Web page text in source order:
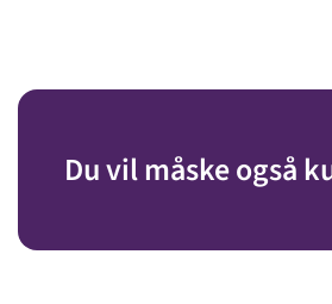
Du vil måske også